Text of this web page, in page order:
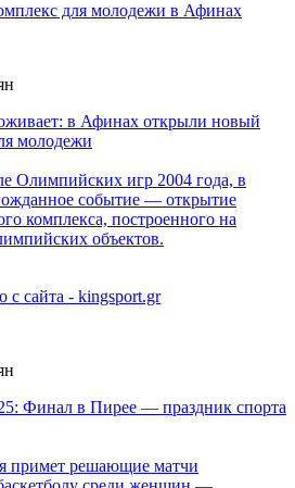
масштаб и амбиции
в Афинах открыли новый
молодежи
Олимпийских игр 2004 года, в
событие — открытие
комплекса, построенного на
объектов.
Финал в Пирее — праздник спорта
примет решающие матчи